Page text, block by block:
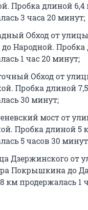
Пробка длиной 6,4
3 часа 20 минут;
Обход от
Народной.
1 час 20 минут;
Обход от
Пробка длиной
30 минут;
мост от
Пробка длиной 5
5 часов 30
Дзержинского от
Покрышкина до
км продержалась 1